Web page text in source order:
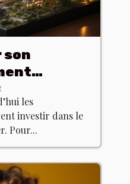
son
!
les
investir dans le
Pour...